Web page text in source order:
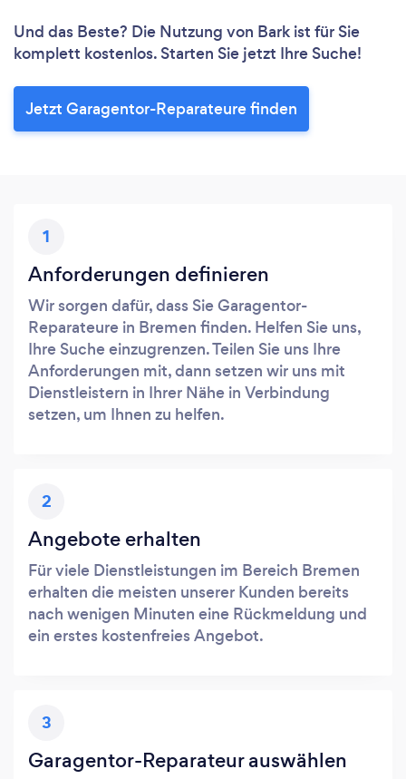
Und das Beste? Die Nutzung von Bark ist für Sie
komplett kostenlos. Starten Sie jetzt Ihre Suche!
Jetzt Garagentor-Reparateure finden
1
Anforderungen definieren
Wir sorgen dafür, dass Sie Garagentor-
Reparateure in Bremen finden. Helfen Sie uns,
Ihre Suche einzugrenzen. Teilen Sie uns Ihre
Anforderungen mit, dann setzen wir uns mit
Dienstleistern in Ihrer Nähe in Verbindung
setzen, um Ihnen zu helfen.
2
Angebote erhalten
Für viele Dienstleistungen im Bereich Bremen
erhalten die meisten unserer Kunden bereits
nach wenigen Minuten eine Rückmeldung und
ein erstes kostenfreies Angebot.
3
Garagentor-Reparateur auswählen